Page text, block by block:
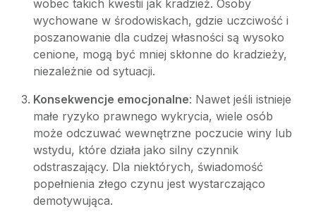
wobec takich kwestii jak kradzież. Osoby
wychowane w środowiskach, gdzie uczciwość i
poszanowanie dla cudzej własności są wysoko
cenione, mogą być mniej skłonne do kradzieży,
niezależnie od sytuacji.
Konsekwencje emocjonalne: Nawet jeśli istnieje
małe ryzyko prawnego wykrycia, wiele osób
może odczuwać wewnętrzne poczucie winy lub
wstydu, które działa jako silny czynnik
odstraszający. Dla niektórych, świadomość
popełnienia złego czynu jest wystarczająco
demotywująca.